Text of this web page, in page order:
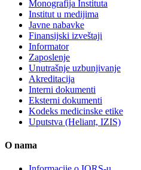
Monografija Instituta
Institut u medijima
Javne nabavke
Finansijski izveštaji
Informator
Zaposlenje
Unutrašnje uzbunjivanje
Akreditacija
Interni dokumenti
Eksterni dokumenti
Kodeks medicinske etike
Uputstva (Heliant, IZIS)
O nama